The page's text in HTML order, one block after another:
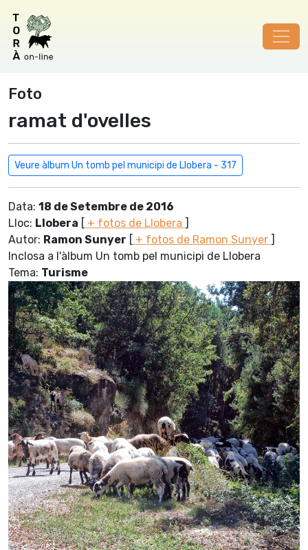
Foto
ramat d'ovelles
Veure àlbum Un tomb pel municipi de Llobera - 317
Data: 18 de Setembre de 2016
Lloc: Llobera [ + fotos de Llobera ]
Autor: Ramon Sunyer [ + fotos de Ramon Sunyer ]
Inclosa a l'àlbum Un tomb pel municipi de Llobera
Tema: Turisme